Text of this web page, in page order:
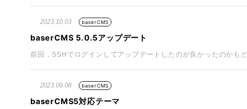
2023.10.03 baserCMS
baserCMS 5.0.5アップデート
前回，SSHでログインしてアップデートしたのが良かったのかも
2023.09.08 baserCMS
baserCMS5対応テーマ